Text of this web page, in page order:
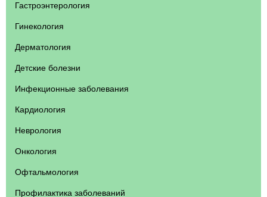
Гастроэнтерология
Гинекология
Дерматология
Детские болезни
Инфекционные заболевания
Кардиология
Неврология
Онкология
Офтальмология
Профилактика заболеваний